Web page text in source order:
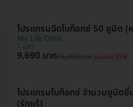
โปรแกรมฉีดโบท็อกซ์ 50 ยูนิต (
My Life Clinic
ดุสิต
9,690 บาท15,900 บาท ประหยัด 39%
โปรแกรมโบท็อกซ์ จำนวนยูนิต
(รักแร้)